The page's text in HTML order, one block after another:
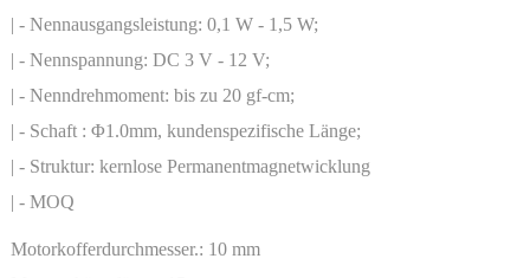
| - Nennausgangsleistung: 0,1 W - 1,5 W;
| - Nennspannung: DC 3 V - 12 V;
| - Nenndrehmoment: bis zu 20 gf-cm;
| - Schaft : Φ1.0mm, kundenspezifische Länge;
| - Struktur: kernlose Permanentmagnetwicklung
| - MOQ
Motorkofferdurchmesser.: 10 mm